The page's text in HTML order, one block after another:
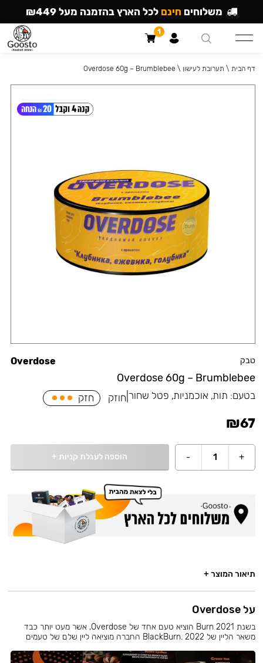
טבק
Overdose 60g – Brumblebee
Overdose
בטעם: תות, אוכמניות, פטל שחור חוזק חזק
₪67
+
1
- הוספה לעגלת קניות +
דף הבית \ תערובת לעישון \
Overdose 60g – Brumblebee
תיאור המוצר +
על Overdose
בשנת 2021 Burn הוציא טעם אחד של Overdose, אשר מעט יותר כבד
משאר הליין של BlackBurn. 2022 החברה מוציאה ליין שלם של טעמים
משלוחים חינם לכל הארץ בהזמנה מעל ₪449
1